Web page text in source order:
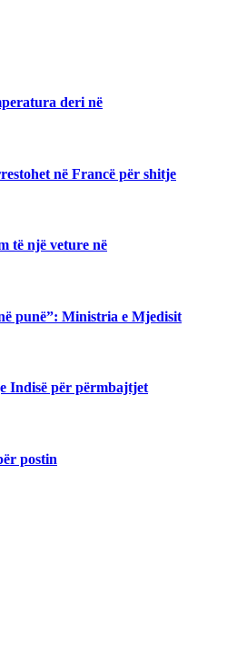
deri në
në Francë për shitje
të një veture në
punë”: Ministria e Mjedisit
Indisë për përmbajtjet
postin